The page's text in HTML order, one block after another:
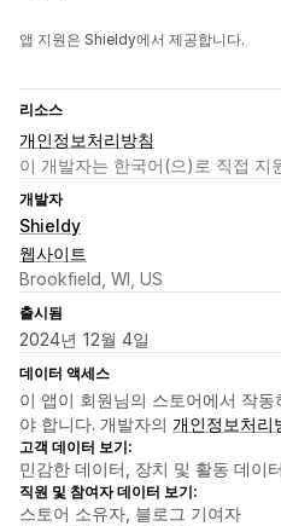
앱 지원은 Shieldy에서 제공합니다.
리소스
개인정보처리방침
이 개발자는 한국어(으)로 직접 지
개발자
Shieldy
웹사이트
Brookfield, WI, US
출시됨
2024년 12월 4일
데이터 액세스
이 앱이 회원님의 스토어에서 작
야 합니다. 개발자의 개인정보처리
고객 데이터 보기:
민감한 데이터, 장치 및 활동 데이터
직원 및 참여자 데이터 보기:
스토어 소유자, 블로그 기여자